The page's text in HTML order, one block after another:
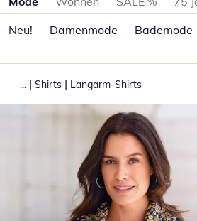
Neu!
Damenmode Bademode
... | Shirts | Langarm-Shirts